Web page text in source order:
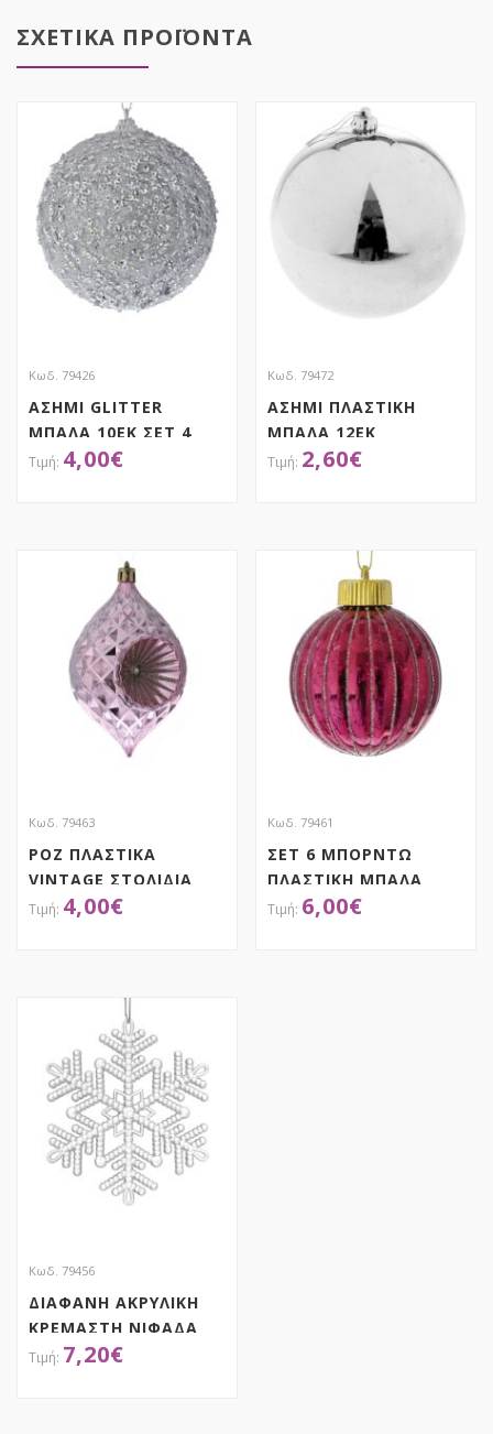
ΣΧΕΤΙΚΑ ΠΡΟΪΟΝΤΑ
Κωδ. 79426
ΑΣΗΜΙ GLITTER
ΜΠΑΛΑ 10ΕΚ ΣΕΤ 4
4,00€
Κωδ. 79472
ΑΣΗΜΙ ΠΛΑΣΤΙΚΗ
ΜΠΑΛΑ 12ΕΚ
2,60€
Κωδ. 79463
ΡΟΖ ΠΛΑΣΤΙΚΑ
VINTAGE ΣΤΟΛΙΔΙΑ
ΣΕΤ 4 6.5X11EK
4,00€
Κωδ. 79461
ΣΕΤ 6 ΜΠΟΡΝΤΩ
ΠΛΑΣΤΙΚΗ ΜΠΑΛΑ
8.5ΕΚ6,00€
Κωδ. 79456
ΔΙΑΦΑΝΗ ΑΚΡΥΛΙΚΗ
ΚΡΕΜΑΣΤΗ ΝΙΦΑΔΑ
ΣΕΤ 6 12ΕΚ
7,20€